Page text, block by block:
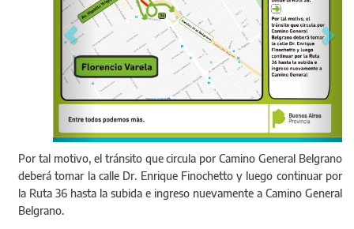
Por tal motivo, el tránsito que circula por Camino General Belgrano
deberá tomar la calle Dr. Enrique Finochetto y luego continuar por
la Ruta 36 hasta la subida e ingreso nuevamente a Camino General
Belgrano.